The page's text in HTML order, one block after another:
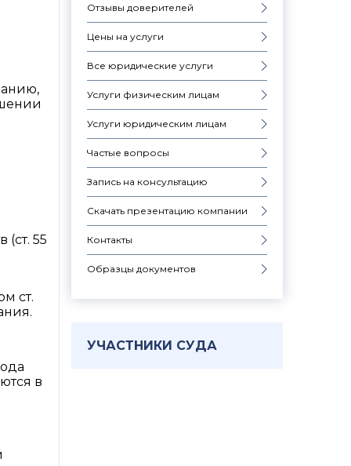
Отзывы доверителей
Цены на услуги
Все юридические услуги
Услуги физическим лицам
Услуги юридическим лицам
Частые вопросы
Запись на консультацию
Скачать презентацию компании
Контакты
Образцы документов
УЧАСТНИКИ СУДА
55
ст.
в